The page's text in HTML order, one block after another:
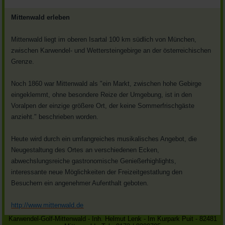
Mittenwald erleben
Mittenwald liegt im oberen Isartal 100 km südlich von München,
zwischen Karwendel- und Wettersteingebirge an der österreichischen
Grenze.
Noch 1860 war Mittenwald als "ein Markt, zwischen hohe Gebirge
eingeklemmt, ohne besondere Reize der Umgebung, ist in den
Voralpen der einzige größere Ort, der keine Sommerfrischgäste
anzieht." beschrieben worden.
Heute wird durch ein umfangreiches musikalisches Angebot, die
Neugestaltung des Ortes an verschiedenen Ecken,
abwechslungsreiche gastronomische Genießerhighlights,
interessante neue Möglichkeiten der Freizeitgestatlung den
Besuchern ein angenehmer Aufenthalt geboten.
http://www.mittenwald.de
Karwendel-Golf-Mittenwald - Inh. Helmut Lenk - Im Kurpark Puit - 82481